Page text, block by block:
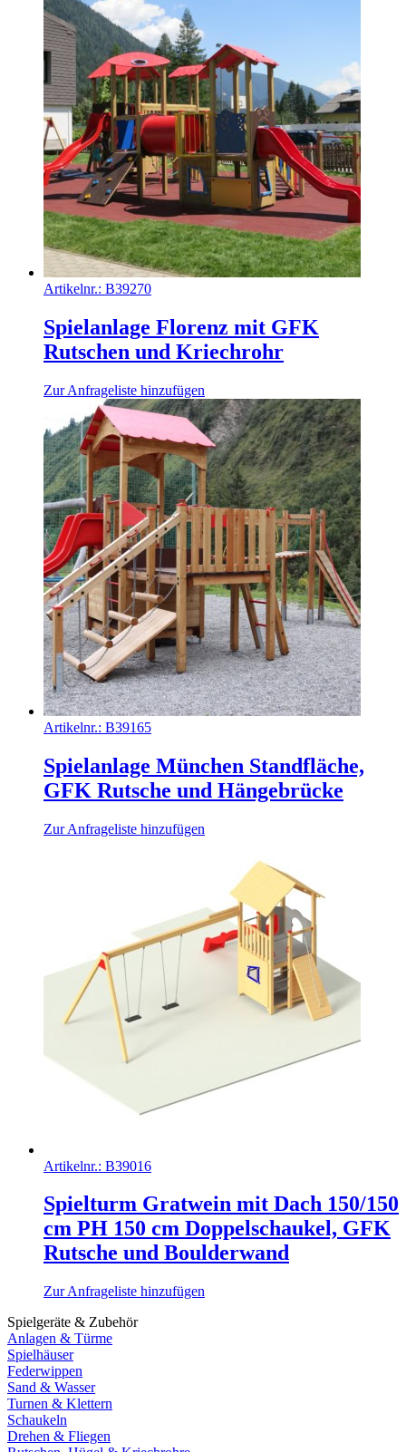
Artikelnr.: B39270
Spielanlage Florenz mit GFK
Rutschen und Kriechrohr
Zur Anfrageliste hinzufügen
Artikelnr.: B39165
Spielanlage München Standfläche,
GFK Rutsche und Hängebrücke
Zur Anfrageliste hinzufügen
Artikelnr.: B39016
Spielturm Gratwein mit Dach 150/150
cm PH 150 cm Doppelschaukel, GFK
Rutsche und Boulderwand
Zur Anfrageliste hinzufügen
Spielgeräte & Zubehör
Anlagen & Türme
Spielhäuser
Federwippen
Sand & Wasser
Turnen & Klettern
Schaukeln
Drehen & Fliegen